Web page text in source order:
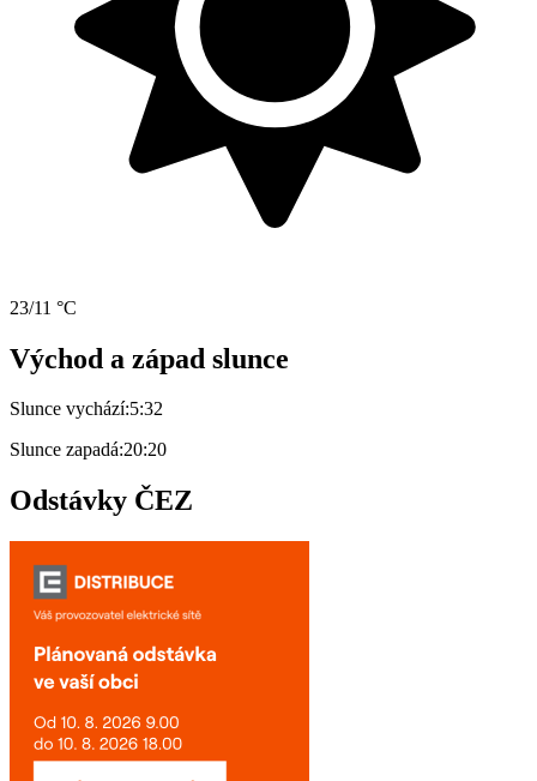
23/11 °C
Východ a západ slunce
Slunce vychází:5:32
Slunce zapadá:20:20
Odstávky ČEZ